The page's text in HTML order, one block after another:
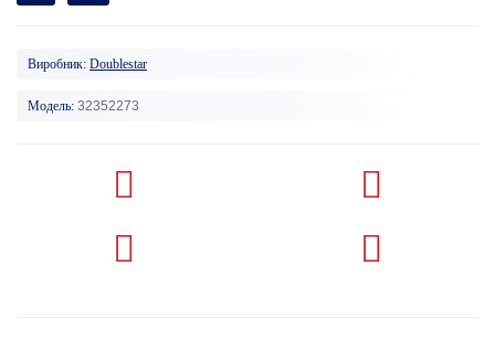
Виробник: Doublestar
Модель: 32352273